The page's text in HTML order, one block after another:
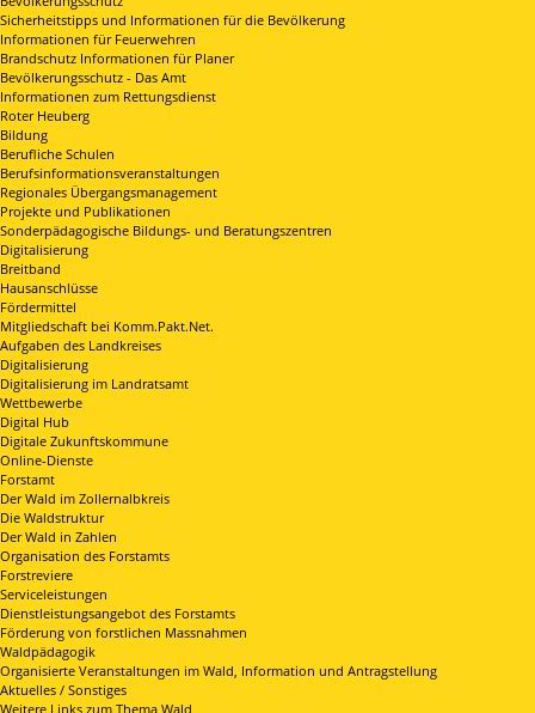
Sicherheitstipps und Informationen für die Bevölkerung
Informationen für Feuerwehren
Brandschutz Informationen für Planer
Bevölkerungsschutz - Das Amt
Informationen zum Rettungsdienst
Roter Heuberg
Bildung
Berufliche Schulen
Berufsinformationsveranstaltungen
Regionales Übergangsmanagement
Projekte und Publikationen
Sonderpädagogische Bildungs- und Beratungszentren
Digitalisierung
Breitband
Hausanschlüsse
Fördermittel
Mitgliedschaft bei Komm.Pakt.Net.
Aufgaben des Landkreises
Digitalisierung
Digitalisierung im Landratsamt
Wettbewerbe
Digital Hub
Digitale Zukunftskommune
Online-Dienste
Forstamt
Der Wald im Zollernalbkreis
Die Waldstruktur
Der Wald in Zahlen
Organisation des Forstamts
Forstreviere
Serviceleistungen
Dienstleistungsangebot des Forstamts
Förderung von forstlichen Massnahmen
Waldpädagogik
Organisierte Veranstaltungen im Wald, Information und Antragstellung
Aktuelles / Sonstiges
Weitere Links zum Thema Wald